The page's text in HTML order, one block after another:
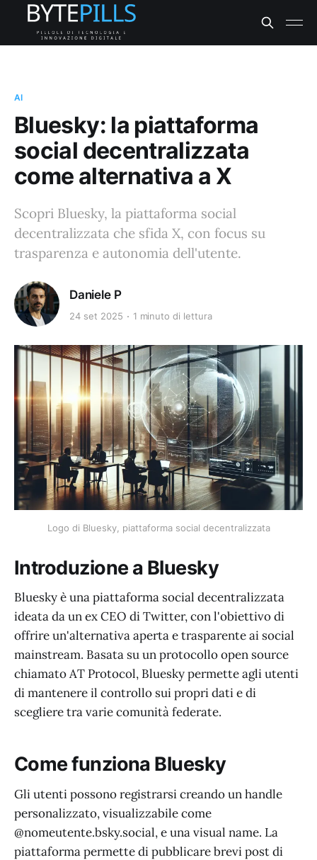
AI
Bluesky: la piattaforma
social decentralizzata
come alternativa a X
Scopri Bluesky, la piattaforma social
decentralizzata che sfida X, con focus su
trasparenza e autonomia dell'utente.
Daniele P
24 set 2025 1 minuto di lettura
Logo di Bluesky, piattaforma social decentralizzata
Introduzione a Bluesky
Bluesky è una piattaforma social decentralizzata
ideata da un ex CEO di Twitter, con l'obiettivo di
offrire un'alternativa aperta e trasparente ai social
mainstream. Basata su un protocollo open source
chiamato AT Protocol, Bluesky permette agli utenti
di mantenere il controllo sui propri dati e di
scegliere tra varie comunità federate.
Come funziona Bluesky
Gli utenti possono registrarsi creando un handle
personalizzato, visualizzabile come
@nomeutente.bsky.social, e una visual name. La
piattaforma permette di pubblicare brevi post di